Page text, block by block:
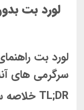
لورد بت
لورد بت
سرگرمی های
TL;DR خلاصه سریع